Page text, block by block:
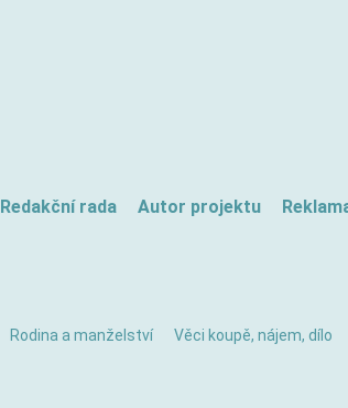
Redakční rada Autor projektu
Rodina a manželství Věci koupě, nájem, dílo